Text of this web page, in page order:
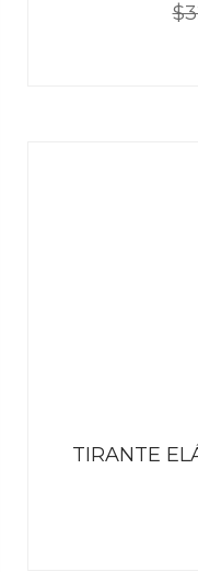
TIRANTE